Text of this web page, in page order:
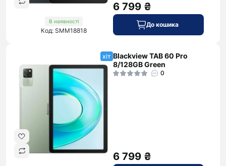
В наявності
Код: SMM18818
6 799 ₴
До кошика
хіт Blackview TAB 60 Pro
8/128GB Green
0
6 799 ₴